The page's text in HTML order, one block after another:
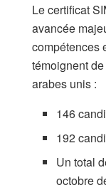
Le certificat
avancée
compétences
témoignent
arabes unis :
146
192
Un total
octobre